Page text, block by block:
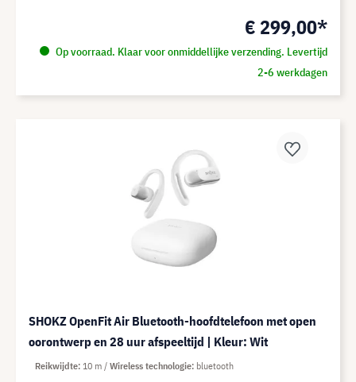
€ 299,00*
Op voorraad. Klaar voor onmiddellijke verzending. Levertijd
2-6 werkdagen
SHOKZ OpenFit Air Bluetooth-hoofdtelefoon met open
oorontwerp en 28 uur afspeeltijd | Kleur: Wit
Reikwijdte 10 m Wireless technologie bluetooth